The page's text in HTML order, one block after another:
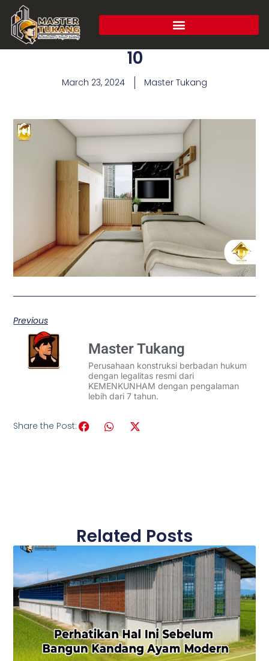
10
March 23, 2024 Master Tukang
Previous
Master Tukang
Perusahaan konstruksi berbadan hukum
dengan legalitas resmi dari
KEMENKUNHAM dengan pengalaman
lebih dari 7 tahun.
Share the Post:
Related Posts